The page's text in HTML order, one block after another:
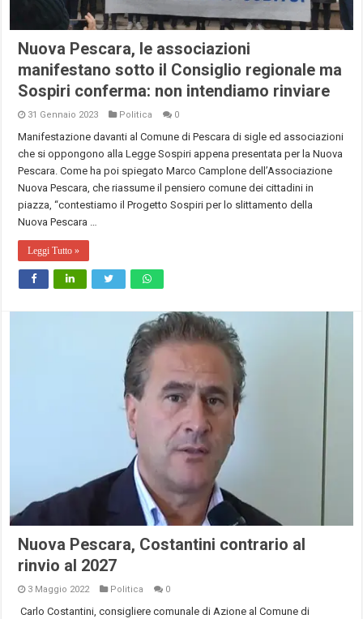
Nuova Pescara, le associazioni
manifestano sotto il Consiglio regionale ma
Sospiri conferma: non intendiamo rinviare
31 Gennaio 2023 Politica 0
Manifestazione davanti al Comune di Pescara di sigle ed associazioni
che si oppongono alla Legge Sospiri appena presentata per la Nuova
Pescara. Come ha poi spiegato Marco Camplone dell’Associazione
Nuova Pescara, che riassume il pensiero comune dei cittadini in
piazza, “contestiamo il Progetto Sospiri per lo slittamento della
Nuova Pescara …
Leggi Tutto »
Nuova Pescara, Costantini contrario al
rinvio al 2027
3 Maggio 2022 Politica 0
Carlo Costantini, consigliere comunale di Azione al Comune di